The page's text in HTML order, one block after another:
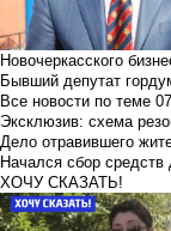
Новочеркасского
Бывший депутат
Все новости по теме
Эксклюзив: схема
Дело отравившего
Начался сбор
ХОЧУ СКАЗАТЬ!